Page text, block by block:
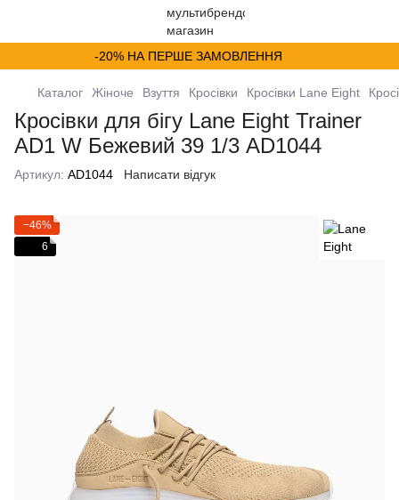
-20% НА ПЕРШЕ ЗАМОВЛЕННЯ
Каталог Жіноче Взуття Кросівки Кросівки Lane Eight
Кросівки для бігу Lane Eight Trainer
AD1 W Бежевий 39 1/3 AD1044
Артикул: AD1044 Написати відгук
−46%
6